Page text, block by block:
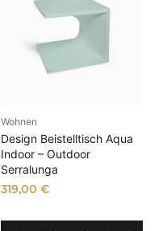
Wohnen
Design Beistelltisch Aqua
Indoor – Outdoor
Serralunga
319,00 €